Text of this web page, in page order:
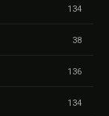
134
38
136
134